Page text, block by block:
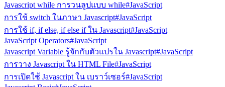
Javascript while การวนลูปแบบ while#JavaScript
การใช้ switch ในภาษา Javascript#JavaScript
การใช้ if, if else, if else if ใน Javascript#JavaScript
JavaScript Operators#JavaScript
Javascript Variable รู้จักกับตัวแปรใน Javascript#JavaScript
การวาง Javascript ใน HTML File#JavaScript
การเปิดใช้ Javascript ใน เบราว์เซอร์#JavaScript